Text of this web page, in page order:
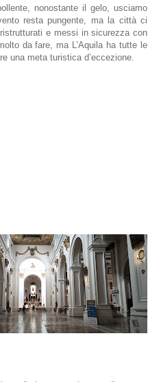
nonostante il gelo, usciamo
resta pungente, ma la città ci
e messi in sicurezza con
da fare, ma L’Aquila ha tutte le
una meta turistica d’eccezione.